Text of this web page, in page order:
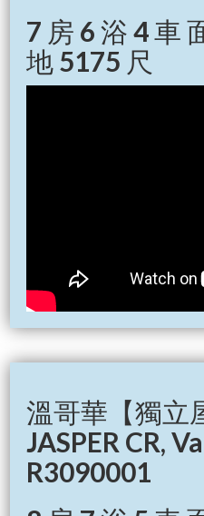
7 房 6 浴 4 車
地 5175 尺
溫哥華【獨立
JASPER CR,
R3090001